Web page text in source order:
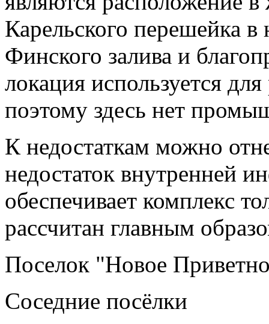
Карельского перешейка в
Финского залива и
локация используется
поэтому здесь нет
К недостаткам можно
недостаток внутренней
обеспечивает комплекс
рассчитан главным
Поселок "Новое
Соседние посёлки